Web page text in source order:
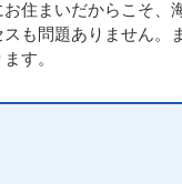
住まいだからこそ
も問題ありません。
す。